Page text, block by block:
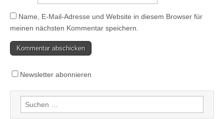
Name, E-Mail-Adresse und Website in diesem Browser für
meinen nächsten Kommentar speichern.
Newsletter abonnieren
Suchen
nach: